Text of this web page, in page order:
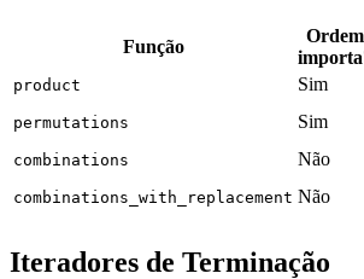
Função
Ordem
product Sim
permutations Sim
combinations Não
combinations_with_replacement Não
Iteradores de Terminação